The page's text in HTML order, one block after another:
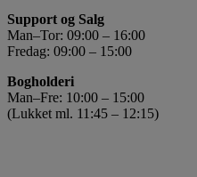
Support og Salg
Man–Tor: 09:00 – 16:00
Fredag: 09:00 – 15:00
Bogholderi
Man–Fre: 10:00 – 15:00
(Lukket ml. 11:45 – 12:15)